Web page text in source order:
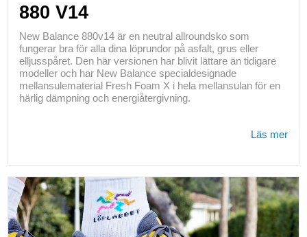
880 V14
New Balance 880v14 är en neutral allroundsko som
fungerar bra för alla dina löprundor på asfalt, grus eller
elljusspåret. Den här versionen har blivit lättare än tidigare
modeller och har New Balance specialdesignade
mellansulematerial Fresh Foam X i hela mellansulan för en
härlig dämpning och energiåtergivning.
Läs mer